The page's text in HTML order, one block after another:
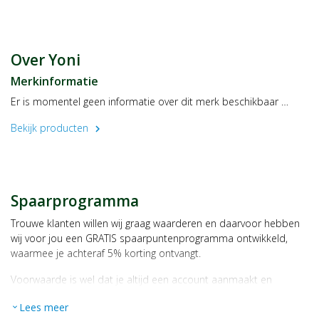
73% gecertificeerd biologisch katoen en 27% biologisch
afbreekbaar biopolymeer afgeleid van maïzena (achterzijde).
Gebruik
Over Yoni
Merkinformatie
Er is momentel geen informatie over dit merk beschikbaar …
Bekijk producten
chevron_right
Spaarprogramma
Trouwe klanten willen wij graag waarderen en daarvoor hebben
wij voor jou een GRATIS spaarpuntenprogramma ontwikkeld,
waarmee je achteraf 5% korting ontvangt.
Voorwaarde is wel dat je altijd een account aanmaakt en
Bij iedere bestelling ontvang je per bestede euro 1 spaarpunt,
expand_more Lees meer